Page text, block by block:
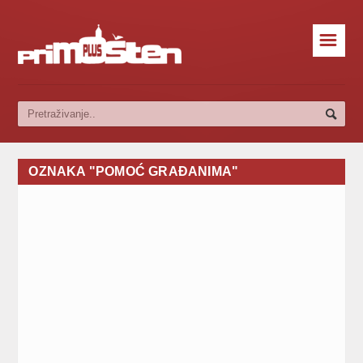
☰
OZNAKA "POMOĆ GRAĐANIMA"